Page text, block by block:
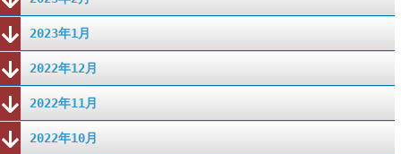
2023年1月
2022年12月
2022年11月
2022年10月